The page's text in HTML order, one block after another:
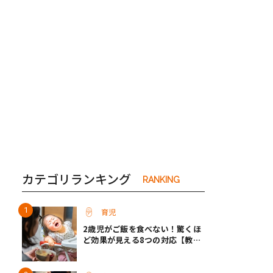
カテゴリランキング RANKING
育児
2歳児がご飯を食べない！驚くほ
ど効果が見える8つの対応【教え